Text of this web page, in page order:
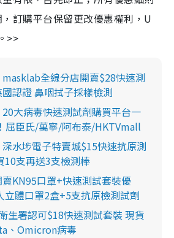
訂購平台保留更改優惠權利，U
>>
masklab全線分店開賣$28快速測
認證 鼻咽拭子採樣檢測
20大病毒快速測試劑購買平台一
屈臣氏/萬寧/阿布泰/HKTVmall
深水埗電子特賣城$15快速抗原測
10支再送3支檢測棒
KN95口罩+快速測試套裝優
立體口罩2盒+5支抗原檢測試劑
生署認可$18快速測試套裝 現貨
、Omicron病毒